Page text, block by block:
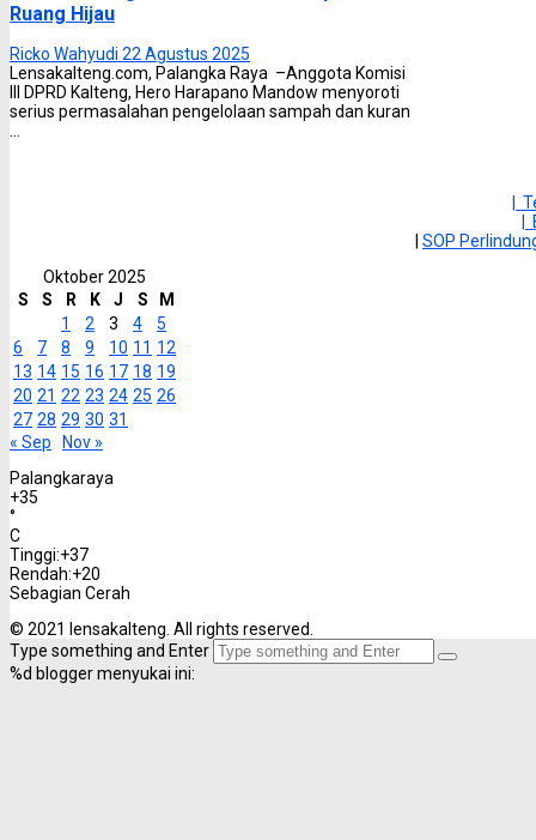
Ruang Hijau
Ricko Wahyudi 22 Agustus 2025
Lensakalteng.com, Palangka Raya –Anggota Komisi
III DPRD Kalteng, Hero Harapano Mandow menyoroti
serius permasalahan pengelolaan sampah dan kuran
|
SOP
Oktober 2025
S
S R K J S
M
1
2 3 4
5
6
7 8 9 10 11 12
13 14 15 16 17 18 19
20 21 22 23 24 25 26
27 28 29 30 31
« Sep
Nov »
Palangkaraya
+35
°
C
Tinggi:+37
Rendah:+20
Sebagian Cerah
© 2021 lensakalteng. All rights reserved.
Type something and Enter
%d blogger menyukai ini: